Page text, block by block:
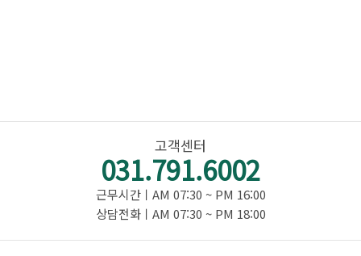
고객센터
031.791.6002
근무시간ㅣAM 07:30 ~ PM 16:00
상담전화ㅣAM 07:30 ~ PM 18:00